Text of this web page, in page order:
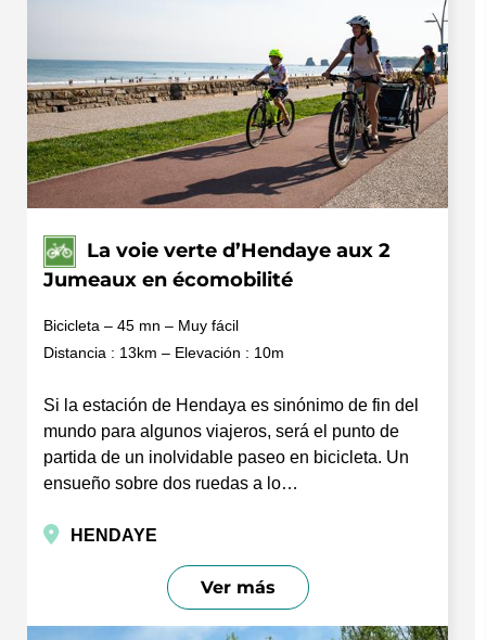
La voie verte d’Hendaye aux 2
Jumeaux en écomobilité
Bicicleta – 45 mn – Muy fácil
Distancia : 13km – Elevación : 10m
Si la estación de Hendaya es sinónimo de fin del
mundo para algunos viajeros, será el punto de
partida de un inolvidable paseo en bicicleta. Un
ensueño sobre dos ruedas a lo…
HENDAYE
Ver más